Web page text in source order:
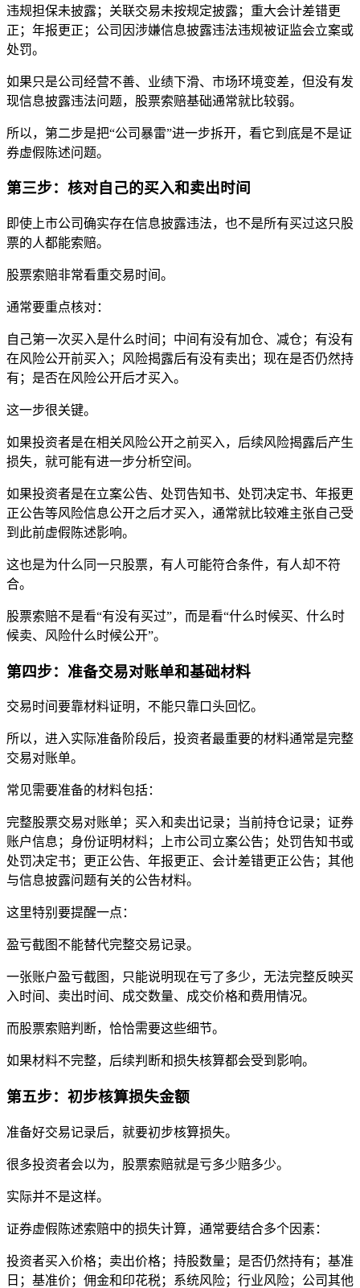
违规担保未披露；关联交易未按规定披露；重大会计差错更
正；年报更正；公司因涉嫌信息披露违法违规被证监会立案或
处罚。
如果只是公司经营不善、业绩下滑、市场环境变差，但没有发
现信息披露违法问题，股票索赔基础通常就比较弱。
所以，第二步是把“公司暴雷”进一步拆开，看它到底是不是证
券虚假陈述问题。
第三步：核对自己的买入和卖出时间
即使上市公司确实存在信息披露违法，也不是所有买过这只股
票的人都能索赔。
股票索赔非常看重交易时间。
通常要重点核对：
自己第一次买入是什么时间；中间有没有加仓、减仓；有没有
在风险公开前买入；风险揭露后有没有卖出；现在是否仍然持
有；是否在风险公开后才买入。
这一步很关键。
如果投资者是在相关风险公开之前买入，后续风险揭露后产生
损失，就可能有进一步分析空间。
如果投资者是在立案公告、处罚告知书、处罚决定书、年报更
正公告等风险信息公开之后才买入，通常就比较难主张自己受
到此前虚假陈述影响。
这也是为什么同一只股票，有人可能符合条件，有人却不符
合。
股票索赔不是看“有没有买过”，而是看“什么时候买、什么时
候卖、风险什么时候公开”。
第四步：准备交易对账单和基础材料
交易时间要靠材料证明，不能只靠口头回忆。
所以，进入实际准备阶段后，投资者最重要的材料通常是完整
交易对账单。
常见需要准备的材料包括：
完整股票交易对账单；买入和卖出记录；当前持仓记录；证券
账户信息；身份证明材料；上市公司立案公告；处罚告知书或
处罚决定书；更正公告、年报更正、会计差错更正公告；其他
与信息披露问题有关的公告材料。
这里特别要提醒一点：
盈亏截图不能替代完整交易记录。
一张账户盈亏截图，只能说明现在亏了多少，无法完整反映买
入时间、卖出时间、成交数量、成交价格和费用情况。
而股票索赔判断，恰恰需要这些细节。
如果材料不完整，后续判断和损失核算都会受到影响。
第五步：初步核算损失金额
准备好交易记录后，就要初步核算损失。
很多投资者会以为，股票索赔就是亏多少赔多少。
实际并不是这样。
证券虚假陈述索赔中的损失计算，通常要结合多个因素：
投资者买入价格；卖出价格；持股数量；是否仍然持有；基准
日；基准价；佣金和印花税；系统风险；行业风险；公司其他